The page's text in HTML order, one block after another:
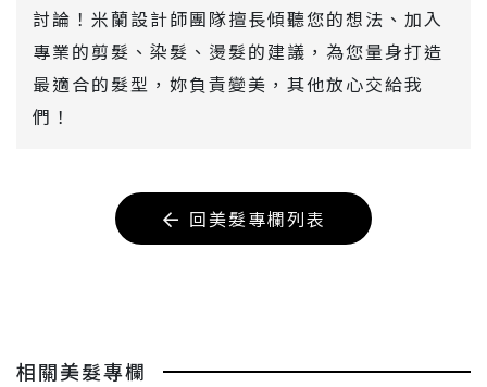
討論！米蘭設計師團隊擅長傾聽您的想法、加入
專業的剪髮、染髮、燙髮的建議，為您量身打造
最適合的髮型，妳負責變美，其他放心交給我
們！
回美髮專欄列表
相關美髮專欄